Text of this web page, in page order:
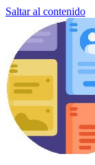
Saltar al contenido